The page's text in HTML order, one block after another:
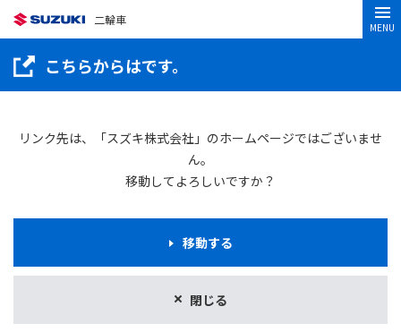
二輪車
MENU
こちらからはです。
リンク先は、「スズキ株式会社」のホームページではございませ
ん。
移動してよろしいですか？
閉じる
移動する